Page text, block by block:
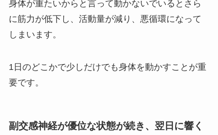
身体が重たいからと言って動かないでいるとさら
に筋力が低下し、活動量が減り、悪循環になって
しまいます。
1日のどこかで少しだけでも身体を動かすことが重
要です。
副交感神経が優位な状態が続き、翌日に響く